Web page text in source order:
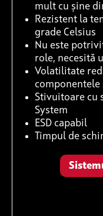
mult cu șine
Rezistent la
grade Celsius
Nu este
role, necesită
Volatilitate
componentele
Stivuitoare cu
System
ESD capabil
Timpul de